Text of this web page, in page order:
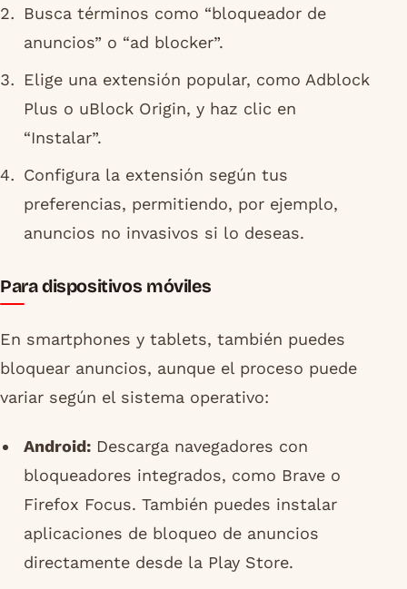
Busca términos como “bloqueador de
anuncios” o “ad blocker”.
Elige una extensión popular, como Adblock
Plus o uBlock Origin, y haz clic en
“Instalar”.
Configura la extensión según tus
preferencias, permitiendo, por ejemplo,
anuncios no invasivos si lo deseas.
Para dispositivos móviles
En smartphones y tablets, también puedes
bloquear anuncios, aunque el proceso puede
variar según el sistema operativo:
Android:Descarga navegadores con
bloqueadores integrados, como Brave o
Firefox Focus. También puedes instalar
aplicaciones de bloqueo de anuncios
directamente desde la Play Store.